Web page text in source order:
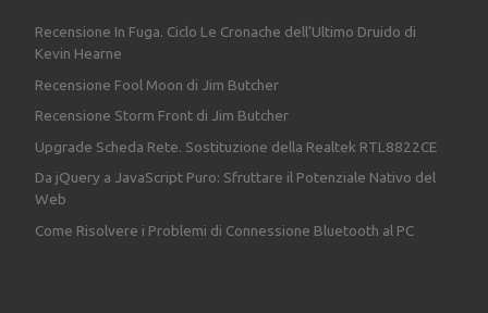
Recensione In Fuga. Ciclo Le Cronache dell’Ultimo Druido di
Kevin Hearne
Recensione Fool Moon di Jim Butcher
Recensione Storm Front di Jim Butcher
Upgrade Scheda Rete. Sostituzione della Realtek RTL8822CE
Da jQuery a JavaScript Puro: Sfruttare il Potenziale Nativo del
Web
Come Risolvere i Problemi di Connessione Bluetooth al PC